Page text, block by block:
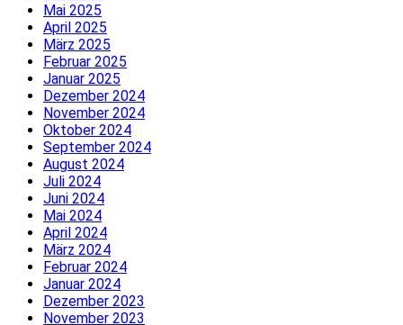
Mai 2025
April 2025
März 2025
Februar 2025
Januar 2025
Dezember 2024
November 2024
Oktober 2024
September 2024
August 2024
Juli 2024
Juni 2024
Mai 2024
April 2024
März 2024
Februar 2024
Januar 2024
Dezember 2023
November 2023